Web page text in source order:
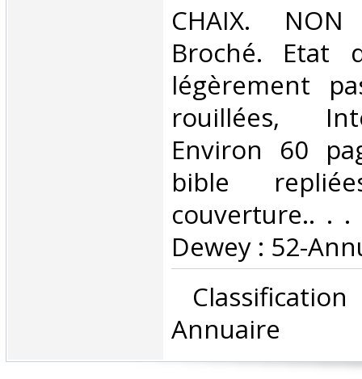
‎CHAIX.
Broché. Etat
légèrement
rouillées,
Environ 60
bible
couverture.. . .
Dewey : 52-
Annuaire‎